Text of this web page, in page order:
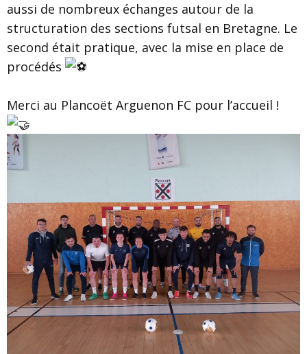
aussi de nombreux échanges autour de la
structuration des sections futsal en Bretagne. Le
second était pratique, avec la mise en place de
procédés
Merci au Plancoët Arguenon FC pour l’accueil !